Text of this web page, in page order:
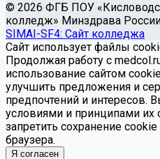
© 2026 ФГБ ПОУ
колледж» Минздрава
SIMAI-SF4: Сайт колледжа
Сайт использует файлы
Продолжая работу с
использование сайтом
улучшить предложения и
предпочтений и интересов.
условиями и принципами
запретить сохранение
браузера.
Я согласен